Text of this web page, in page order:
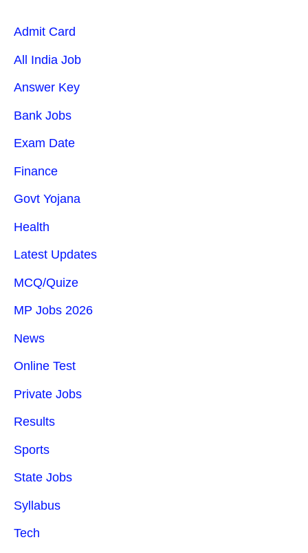
Admit Card
All India Job
Answer Key
Bank Jobs
Exam Date
Finance
Govt Yojana
Health
Latest Updates
MCQ/Quize
MP Jobs 2026
News
Online Test
Private Jobs
Results
Sports
State Jobs
Syllabus
Tech